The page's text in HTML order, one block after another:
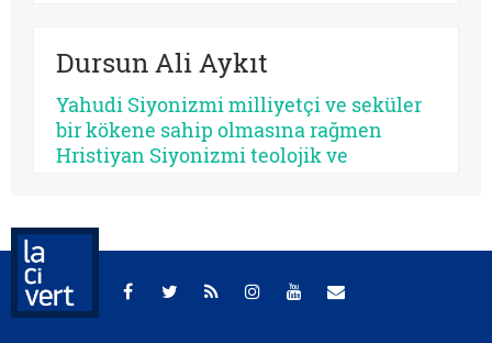
için de bunu düşünmek mümkündür:
Beklediklerini iddia ettikleri kurtarıcı
gelse onu da tanımayacaklardır.
Dursun Ali Aykıt
Yahudi Siyonizmi milliyetçi ve seküler
bir kökene sahip olmasına rağmen
Hristiyan Siyonizmi teolojik ve
Siyonizminin İsrail’e yönelik siyasî
desteğini hem jeopolitik çıkarlar
bağlamında hem de Mesih’in ikinci
gelişini hızlandırıp Yeni Ahit